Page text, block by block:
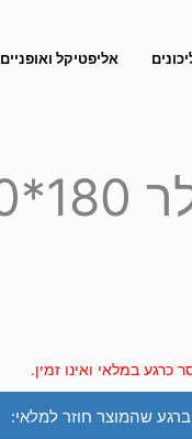
וכוחאליפטיקל ואופניים
כרגע במלאי ואינו זמין.
שהמוצר חוזר למלאי: